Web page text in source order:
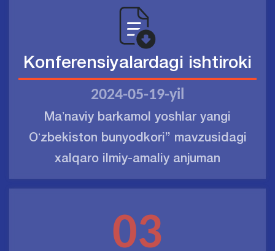
Konferensiyalardagi ishtiroki
2024-05-19-yil
Maʼnaviy barkamol yoshlar yangi
Oʻzbekiston bunyodkori” mavzusidagi
xalqaro ilmiy-amaliy anjuman
03